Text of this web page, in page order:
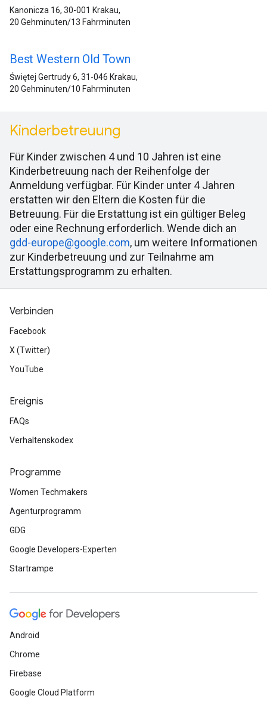
Kanonicza 16, 30-001 Krakau,
20 Gehminuten/13 Fahrminuten
Best Western Old Town
Świętej Gertrudy 6, 31-046 Krakau,
20 Gehminuten/10 Fahrminuten
Kinderbetreuung
Für Kinder zwischen 4 und 10 Jahren ist eine
Kinderbetreuung nach der Reihenfolge der
Anmeldung verfügbar. Für Kinder unter 4 Jahren
erstatten wir den Eltern die Kosten für die
Betreuung. Für die Erstattung ist ein gültiger Beleg
oder eine Rechnung erforderlich. Wende dich an
gdd-europe@google.com, um weitere Informationen
zur Kinderbetreuung und zur Teilnahme am
Erstattungsprogramm zu erhalten.
Verbinden
Facebook
X (Twitter)
YouTube
Ereignis
FAQs
Verhaltenskodex
Programme
Women Techmakers
Agenturprogramm
GDG
Google Developers-Experten
Startrampe
Android
Chrome
Firebase
Google Cloud Platform